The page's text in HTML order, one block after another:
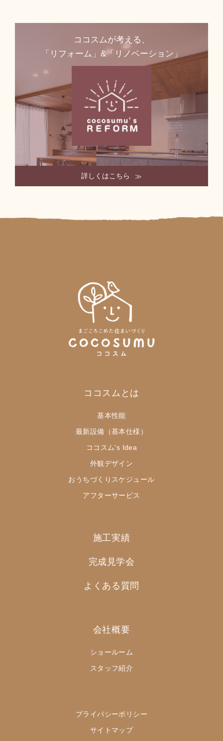
ココスムが考える、
「リフォーム」&「リノベーション」
詳しくはこちら
ココスムとは
基本性能
最新設備（基本仕様）
ココスム's Idea
外観デザイン
おうちづくりスケジュール
アフターサービス
施工実績
完成見学会
よくある質問
会社概要
ショールーム
スタッフ紹介
プライバシーポリシー
サイトマップ